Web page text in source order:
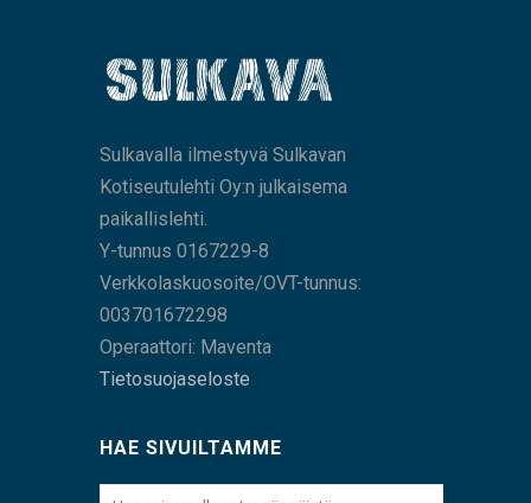
Sulkavalla ilmestyvä Sulkavan
Kotiseutulehti Oy:n julkaisema
paikallislehti.
Y-tunnus 0167229-8
Verkkolaskuosoite/OVT-tunnus:
003701672298
Operaattori: Maventa
Tietosuojaseloste
HAE SIVUILTAMME